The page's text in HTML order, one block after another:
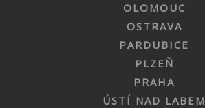
OLOMOUC
OSTRAVA
PARDUBICE
PLZEŇ
PRAHA
ÚSTÍ NAD LABEM